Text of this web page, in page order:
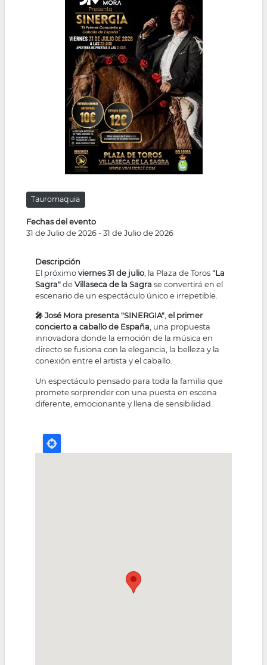
navegación
Tauromaquia
Fechas del evento
31 de Julio de 2026-31 de Julio de 2026
Descripción
El próximoviernes 31 de julio , la Plaza de Toros "La
Sagra"deVillaseca de la Sagra se convertirá en el
escenario de un espectáculo único e irrepetible.
🎤 José Mora presenta "SINERGIA",el primer
concierto a caballo de España, una propuesta
innovadora donde la emoción de la música en
directo se fusiona con la elegancia, la belleza y la
conexión entre el artista y el caballo.
Un espectáculo pensado para toda la familia que
promete sorprender con una puesta en escena
diferente, emocionante y llena de sensibilidad.